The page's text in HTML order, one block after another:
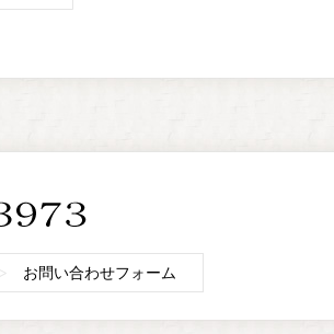
お問い合わせフォーム